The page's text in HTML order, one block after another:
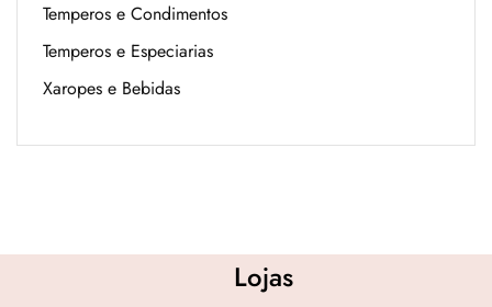
Temperos e Condimentos
Temperos e Especiarias
Xaropes e Bebidas
Lojas